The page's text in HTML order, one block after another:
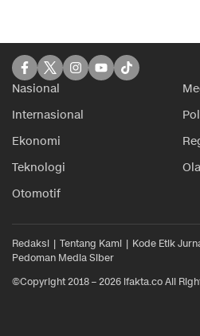
Nasional
Internasional
Ekonomi
Teknologi
Otomotif
Redaksi Tentang Kami Kode Etik
Pedoman Media Siber
©Copyright 2018 – 2026 ifakta.co All